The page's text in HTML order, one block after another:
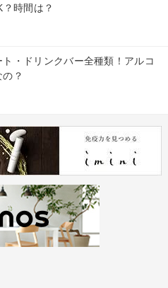
時間は？
・ドリンクバー全種類！アルコ
？